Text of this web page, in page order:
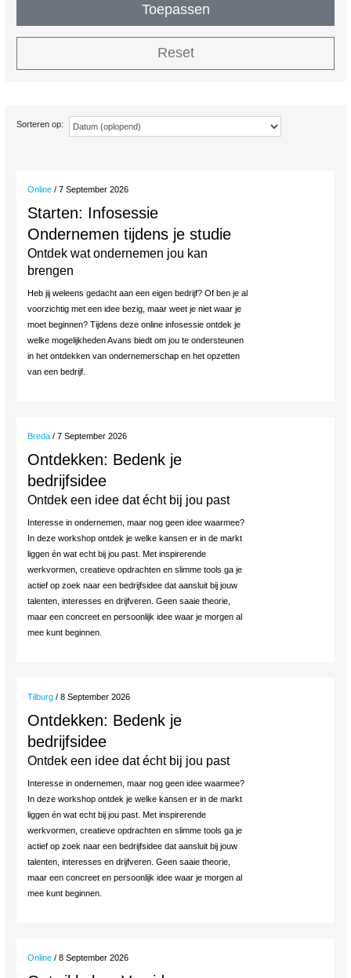
Toepassen
Reset
Sorteren op:
Online / 7 September 2026
Starten: Infosessie
Ondernemen tijdens je studie
Ontdek wat ondernemen jou kan
brengen
Heb jij weleens gedacht aan een eigen bedrijf? Of ben je al
voorzichtig met een idee bezig, maar weet je niet waar je
moet beginnen? Tijdens deze online infosessie ontdek je
welke mogelijkheden Avans biedt om jou te ondersteunen
in het ontdekken van ondernemerschap en het opzetten
van een bedrijf.
Breda / 7 September 2026
Ontdekken: Bedenk je
bedrijfsidee
Ontdek een idee dat écht bij jou past
Interesse in ondernemen, maar nog geen idee waarmee?
In deze workshop ontdek je welke kansen er in de markt
liggen én wat echt bij jou past. Met inspirerende
werkvormen, creatieve opdrachten en slimme tools ga je
actief op zoek naar een bedrijfsidee dat aansluit bij jouw
talenten, interesses en drijfveren. Geen saaie theorie,
maar een concreet en persoonlijk idee waar je morgen al
mee kunt beginnen.
Tilburg / 8 September 2026
Ontdekken: Bedenk je
bedrijfsidee
Ontdek een idee dat écht bij jou past
Interesse in ondernemen, maar nog geen idee waarmee?
In deze workshop ontdek je welke kansen er in de markt
liggen én wat echt bij jou past. Met inspirerende
werkvormen, creatieve opdrachten en slimme tools ga je
actief op zoek naar een bedrijfsidee dat aansluit bij jouw
talenten, interesses en drijfveren. Geen saaie theorie,
maar een concreet en persoonlijk idee waar je morgen al
mee kunt beginnen.
Online / 8 September 2026